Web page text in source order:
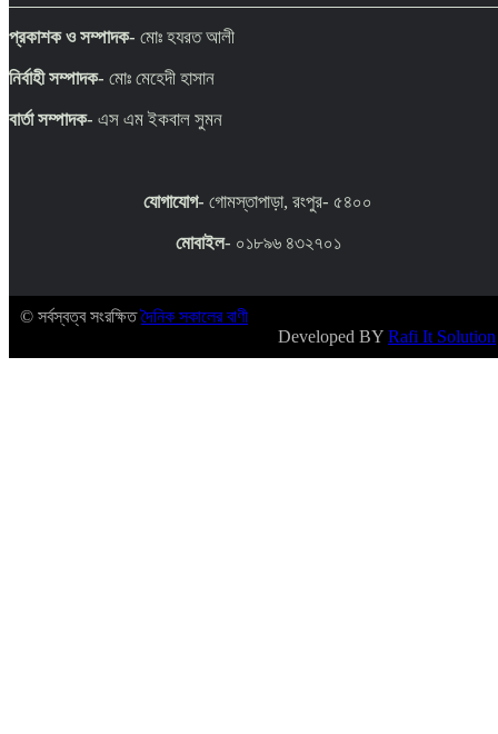
প্রকাশক ও সম্পাদক- মোঃ হযরত আলী
নির্বাহী সম্পাদক- মোঃ মেহেদী হাসান
বার্তা সম্পাদক- এস এম ইকবাল সুমন
যোগাযোগ- গোমস্তাপাড়া, রংপুর- ৫৪০০
মোবাইল- ০১৮৯৬ ৪৩২৭০১
© সর্বস্বত্ব সংরক্ষিতদৈনিক সকালের বাণী
Developed BY Rafi It Solution